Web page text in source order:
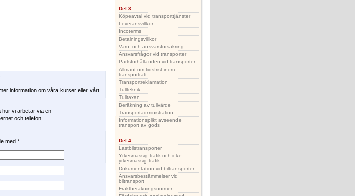
information om våra kurser eller vårt
hur vi arbetar via en
och telefon.
med *
Del 3
Köpeavtal vid transporttjänster
Leveransvillkor
Incoterms
Betalningsvillkor
Varu- och ansvarsförsäkring
Ansvarsfrågor vid transporter
Partsförhållanden vid transporter
Allmänt om tidsfrist inom
transporträtt
Transportreklamation
Tullteknik
Tulltaxan
Beräkning av tullvärde
Transportadministration
Informationsplikt avseende
transport av gods
Del 4
Lastbilstransporter
Yrkesmässig trafik och icke
yrkesmässig trafik
Dokumentation vid biltransporter
Ansvarsbestämmelser vid
biltransport
Fraktberäkningsnormer